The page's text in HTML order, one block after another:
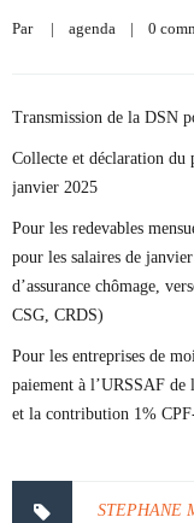
Par | agenda | 0
Transmission de la DSN
Collecte et déclaration du
janvier 2025
Pour les redevables
pour les salaires de
d’assurance chômage,
CSG, CRDS)
Pour les entreprises de
paiement à l’URSSAF de
et la contribution 1%
STEPHANE